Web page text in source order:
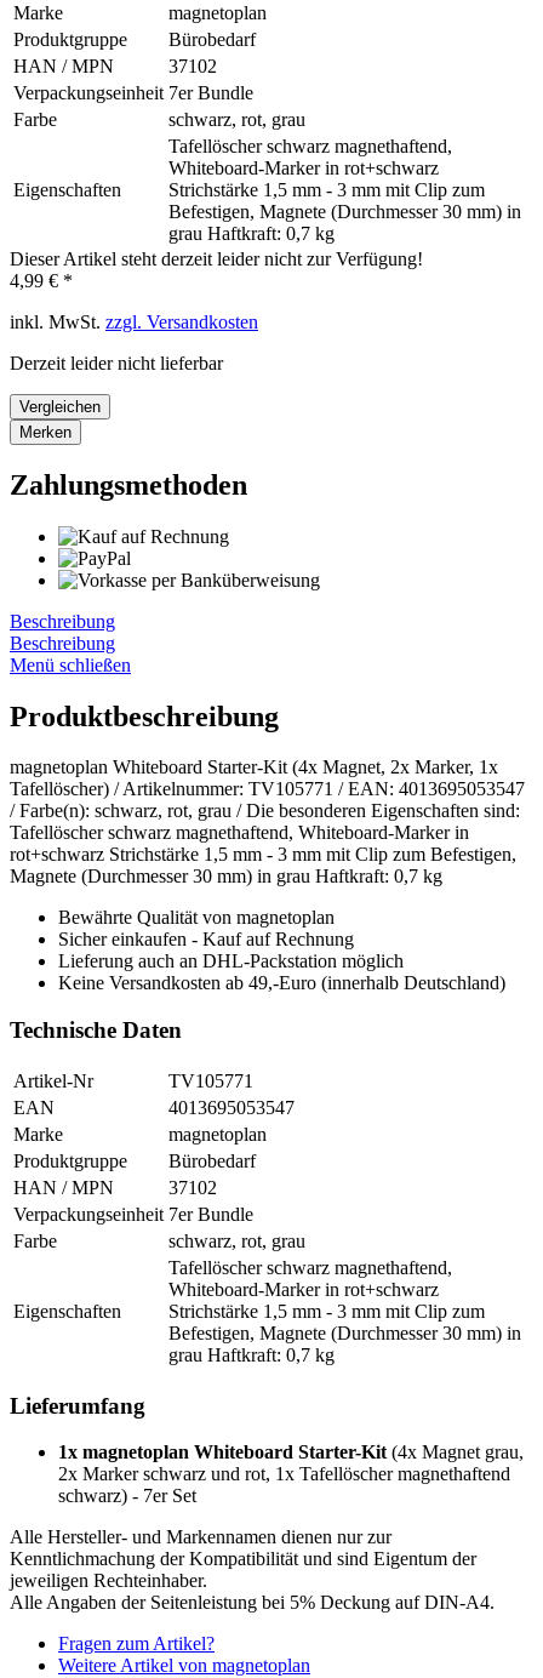
Marke
magnetoplan
Produktgruppe
Bürobedarf
HAN / MPN
37102
Verpackungseinheit 7er Bundle
Farbe
schwarz, rot, grau
Eigenschaften
Tafellöscher schwarz magnethaftend,
Whiteboard-Marker in rot+schwarz
Strichstärke 1,5 mm - 3 mm mit Clip zum
Befestigen, Magnete (Durchmesser 30 mm) in
grau Haftkraft: 0,7 kg
Dieser Artikel steht derzeit leider nicht zur Verfügung!
4,99 € *
inkl. MwSt. zzgl. Versandkosten
Derzeit leider nicht lieferbar
Vergleichen
Merken
Zahlungsmethoden
Beschreibung
Beschreibung
Menü schließen
Produktbeschreibung
magnetoplan Whiteboard Starter-Kit (4x Magnet, 2x Marker, 1x
Tafellöscher) / Artikelnummer: TV105771 / EAN: 4013695053547
/ Farbe(n): schwarz, rot, grau / Die besonderen Eigenschaften sind:
Tafellöscher schwarz magnethaftend, Whiteboard-Marker in
rot+schwarz Strichstärke 1,5 mm - 3 mm mit Clip zum Befestigen,
Magnete (Durchmesser 30 mm) in grau Haftkraft: 0,7 kg
Bewährte Qualität von magnetoplan
Sicher einkaufen - Kauf auf Rechnung
Lieferung auch an DHL-Packstation möglich
Keine Versandkosten ab 49,-Euro (innerhalb Deutschland)
Technische Daten
Artikel-Nr
TV105771
EAN
4013695053547
Marke
magnetoplan
Produktgruppe
Bürobedarf
HAN / MPN
37102
Verpackungseinheit 7er Bundle
Farbe
schwarz, rot, grau
Eigenschaften
Tafellöscher schwarz magnethaftend,
Whiteboard-Marker in rot+schwarz
Strichstärke 1,5 mm - 3 mm mit Clip zum
Befestigen, Magnete (Durchmesser 30 mm) in
grau Haftkraft: 0,7 kg
Lieferumfang
1x magnetoplan Whiteboard Starter-Kit (4x Magnet grau,
2x Marker schwarz und rot, 1x Tafellöscher magnethaftend
schwarz) - 7er Set
Alle Hersteller- und Markennamen dienen nur zur
Kenntlichmachung der Kompatibilität und sind Eigentum der
jeweiligen Rechteinhaber.
Alle Angaben der Seitenleistung bei 5% Deckung auf DIN-A4.
Fragen zum Artikel?
Weitere Artikel von magnetoplan